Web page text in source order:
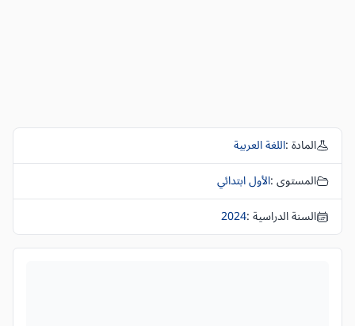
المادة :اللغة العربية
المستوى :الأول ابتدائي
السنة الدراسية :2024